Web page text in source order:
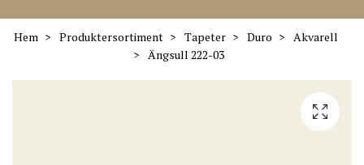
Hem Produktersortiment Tapeter Duro
Akvarell
Ängsull 222-03